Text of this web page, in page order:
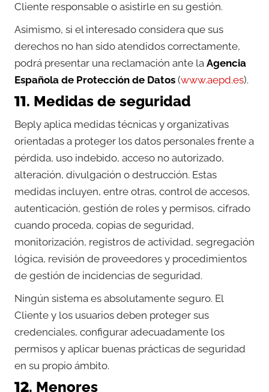
Cliente responsable o asistirle en su gestión.
Asimismo, si el interesado considera que sus
derechos no han sido atendidos correctamente,
podrá presentar una reclamación ante la Agencia
Española de Protección de Datos (www.aepd.es).
11. Medidas de seguridad
Beply aplica medidas técnicas y organizativas
orientadas a proteger los datos personales frente a
pérdida, uso indebido, acceso no autorizado,
alteración, divulgación o destrucción. Estas
medidas incluyen, entre otras, control de accesos,
autenticación, gestión de roles y permisos, cifrado
cuando proceda, copias de seguridad,
monitorización, registros de actividad, segregación
lógica, revisión de proveedores y procedimientos
de gestión de incidencias de seguridad.
Ningún sistema es absolutamente seguro. El
Cliente y los usuarios deben proteger sus
credenciales, configurar adecuadamente los
permisos y aplicar buenas prácticas de seguridad
en su propio ámbito.
12. Menores